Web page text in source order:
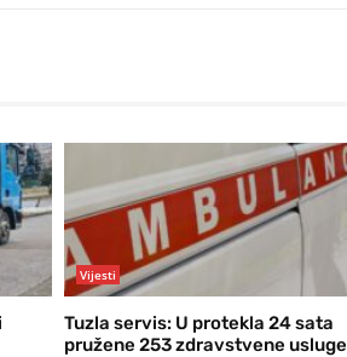
Vijesti
Tuzla servis: U protekla 24 sata
pružene 253 zdravstvene usluge